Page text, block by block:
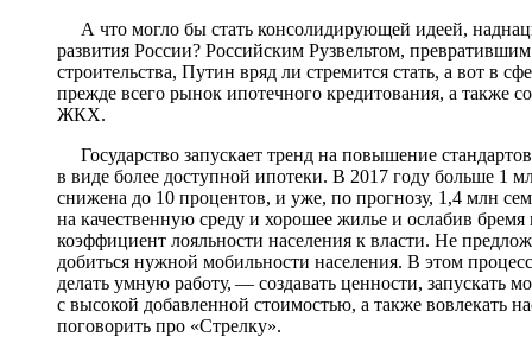
А что могло бы стать консолидирующей идеей,
развития России? Российским Рузвельтом,
строительства, Путин вряд ли стремится стать, а вот в
прежде всего рынок ипотечного кредитования, а также
ЖКХ.
Государство запускает тренд на повышение
в виде более доступной ипотеки. В 2017 году больше 1
снижена до 10 процентов, и уже, по прогнозу, 1,4 млн
на качественную среду и хорошее жилье и ослабив
коэффициент лояльности населения к власти. Не
добиться нужной мобильности населения. В этом
делать умную работу, — создавать ценности, запускать
с высокой добавленной стоимостью, а также вовлекать
поговорить про «Стрелку».